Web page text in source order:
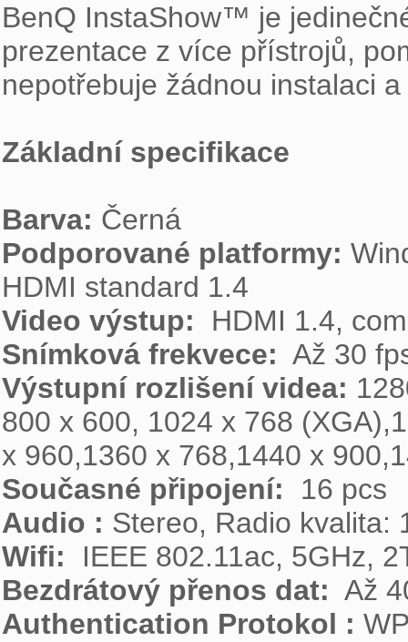
BenQ InstaShow™ je
prezentace z více přístrojů,
nepotřebuje žádnou instalaci
Základní specifikace
Barva:
Podporované platformy:
Video výstup:
Snímková frekvece:
Výstupní rozlišení videa:
800 x 600, 1024 x 768
Současné připojení:
Audio :
Wifi:
Bezdrátový přenos dat:
Authentication Protokol :